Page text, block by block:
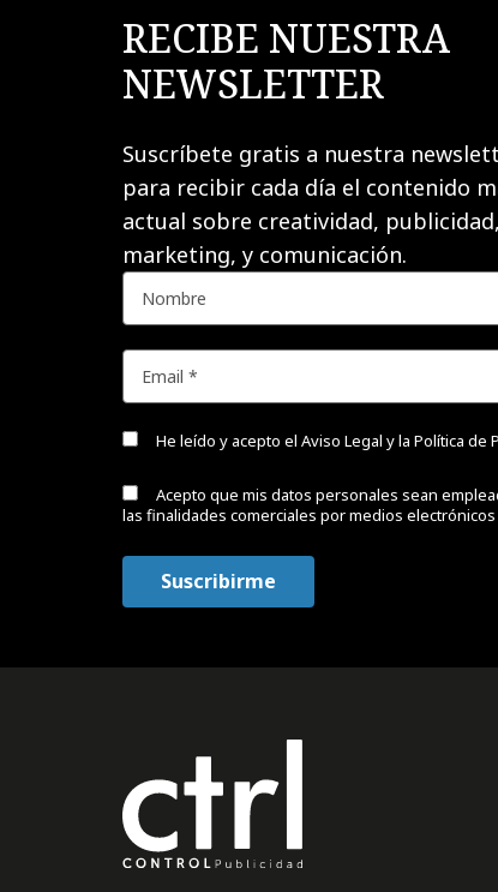
RECIBE NUESTRA
NEWSLETTER
Suscríbete gratis a nuestra
para recibir cada día el contenido
actual sobre creatividad, publicidad,
marketing, y comunicación.
He leído y acepto el Aviso Legal y la Política de
Acepto que mis datos personales sean
las finalidades comerciales por medios electrónicos